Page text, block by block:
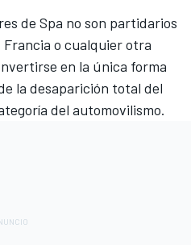
de Spa no son partidarios
o cualquier otra
en la única forma
la desaparición total del
del automovilismo.